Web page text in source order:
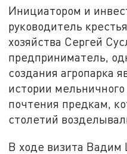
Инициатором и
руководитель
хозяйства Сергей
предприниматель,
создания агропарка
истории
почтения предкам,
столетий
В ходе визита Вадим